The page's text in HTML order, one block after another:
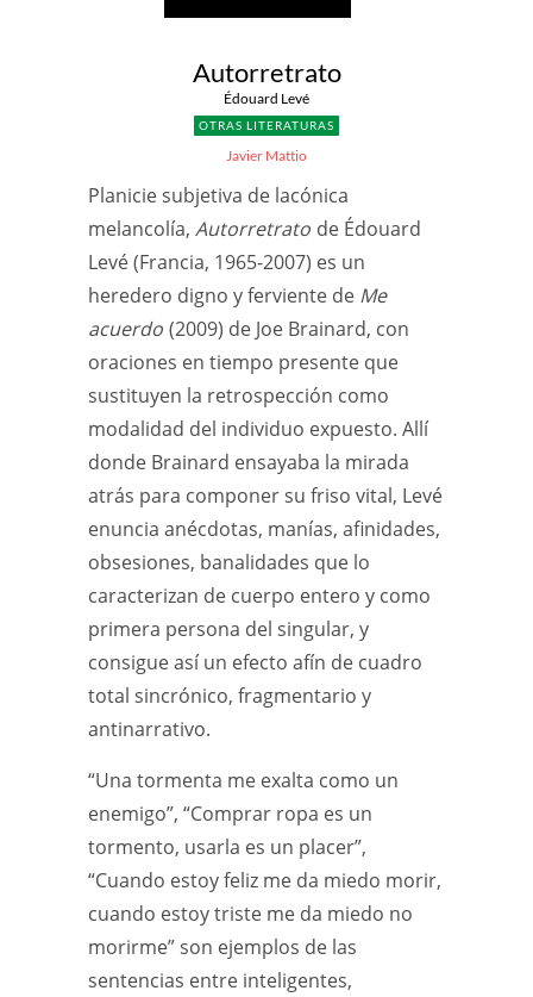
Autorretrato
Édouard Levé
OTRAS LITERATURAS
Javier Mattio
Planicie subjetiva de lacónica
melancolía, Autorretrato de Édouard
Levé (Francia, 1965-2007) es un
heredero digno y ferviente de Me
acuerdo (2009) de Joe Brainard, con
oraciones en tiempo presente que
sustituyen la retrospección como
modalidad del individuo expuesto. Allí
donde Brainard ensayaba la mirada
atrás para componer su friso vital, Levé
enuncia anécdotas, manías, afinidades,
obsesiones, banalidades que lo
caracterizan de cuerpo entero y como
primera persona del singular, y
consigue así un efecto afín de cuadro
total sincrónico, fragmentario y
antinarrativo.
“Una tormenta me exalta como un
enemigo”, “Comprar ropa es un
tormento, usarla es un placer”,
“Cuando estoy feliz me da miedo morir,
cuando estoy triste me da miedo no
morirme” son ejemplos de las
sentencias entre inteligentes,